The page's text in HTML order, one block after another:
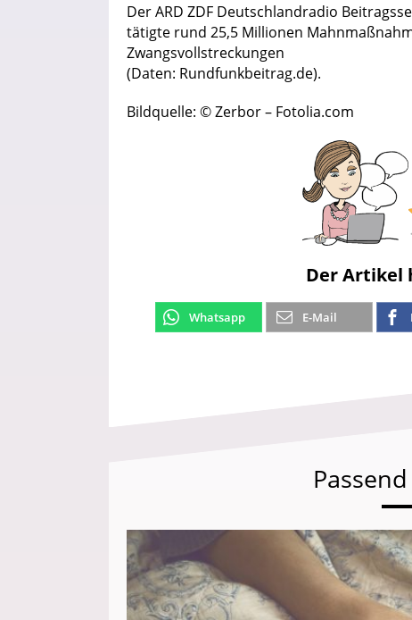
Der ARD ZDF Deutschlandradio
tätigte rund 25,5 Millionen
Zwangsvollstreckungen
(Daten: Rundfunkbeitrag.de).
Bildquelle: © Zerbor – Fotolia.com
Der Artikel
Whatsapp E-Mail